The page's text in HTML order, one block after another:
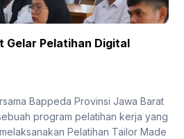
Gelar Pelatihan Digital
Bappeda Provinsi Jawa Barat
program pelatihan kerja yang
Pelatihan Tailor Made